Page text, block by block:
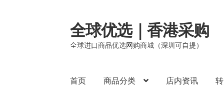
Skip
to
navigation
Skip
to
content
全球优选｜香港采购
全球进口商品优选网购商城（深圳可自提）
首页 商品分类 店内资讯